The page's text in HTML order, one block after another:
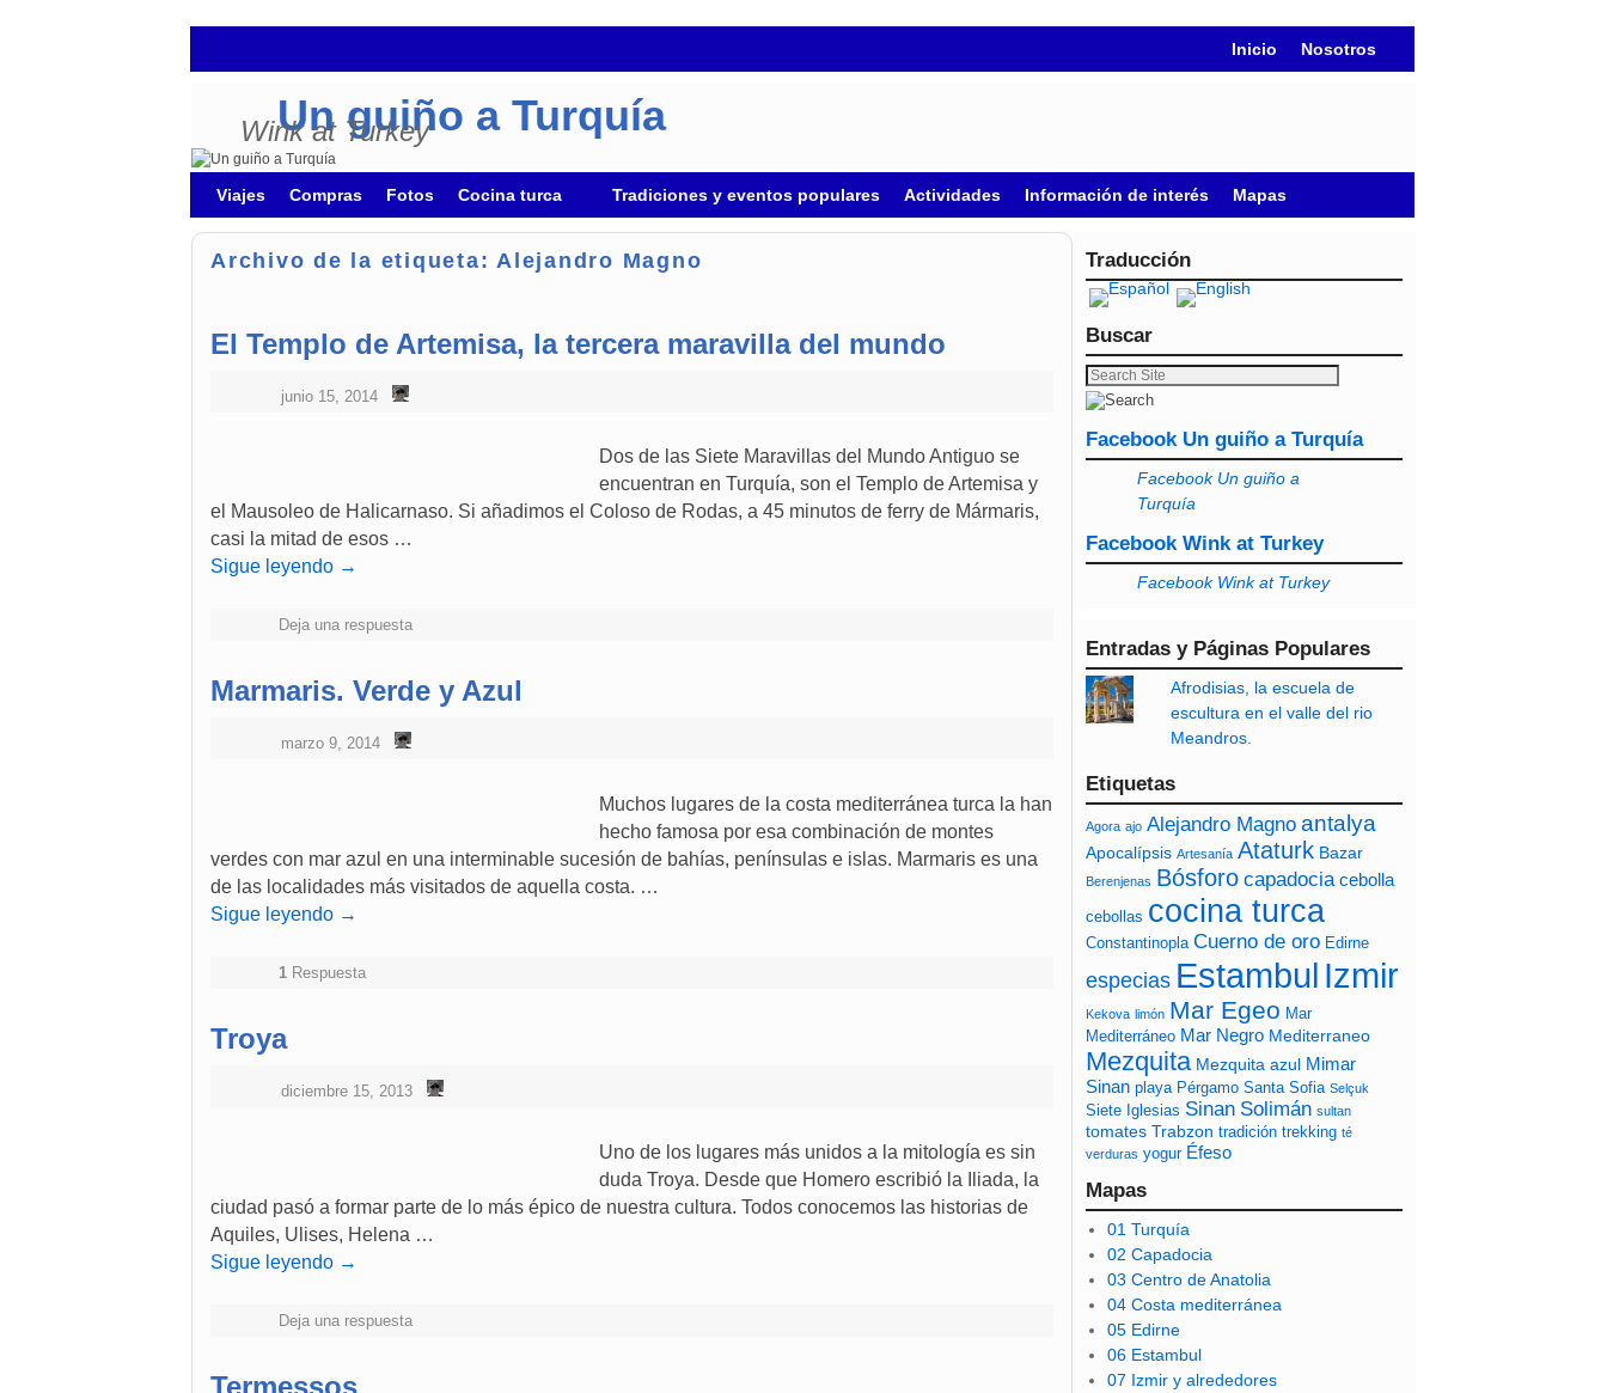
Inicio Nosotros
Un guiño a Turquía
Wink at Turkey
Viajes Compras Fotos Cocina turca Tradiciones y eventos populares Actividades Información de interés Mapas
Archivo de la etiqueta:Alejandro Magno
El Templo de Artemisa, la tercera maravilla del mundo
junio 15, 2014
Dos de las Siete Maravillas del Mundo Antiguo se
encuentran en Turquía, son el Templo de Artemisa y
el Mausoleo de Halicarnaso. Si añadimos el Coloso de Rodas, a 45 minutos de ferry de Mármaris,
casi la mitad de esos …
Sigue leyendo →
Deja una respuesta
Marmaris. Verde y Azul
marzo 9, 2014
Muchos lugares de la costa mediterránea turca la han
hecho famosa por esa combinación de montes
verdes con mar azul en una interminable sucesión de bahías, penínsulas e islas. Marmaris es una
de las localidades más visitados de aquella costa. …
Sigue leyendo →
1Respuesta
Troya
diciembre 15, 2013
Uno de los lugares más unidos a la mitología es sin
duda Troya. Desde que Homero escribió la Iliada, la
ciudad pasó a formar parte de lo más épico de nuestra cultura. Todos conocemos las historias de
Aquiles, Ulises, Helena …
Sigue leyendo →
Deja una respuesta
Termessos
Traducción
Buscar
Facebook Un guiño a Turquía
Facebook Un guiño a
Turquía
Facebook Wink at Turkey
Facebook Wink at Turkey
Entradas y Páginas Populares
Afrodisias, la escuela de
escultura en el valle del rio
Meandros.
Etiquetas
Agora ajo Alejandro Magno antalya
Apocalípsis Artesanía Ataturk Bazar
Berenjenas Bósforo capadocia cebolla
cebollas cocina turca
Constantinopla Cuerno de oro Edirne
especias Estambul Izmir
Kekova limón Mar Egeo Mar
Mediterráneo Mar Negro Mediterraneo
Mezquita Mezquita azul Mimar
Sinan playa Pérgamo Santa Sofia Selçuk
Siete Iglesias Sinan Solimán sultan
tomates Trabzon tradición trekking té
verduras yogur Éfeso
Mapas
01 Turquía
02 Capadocia
03 Centro de Anatolia
04 Costa mediterránea
05 Edirne
06 Estambul
07 Izmir y alrededores